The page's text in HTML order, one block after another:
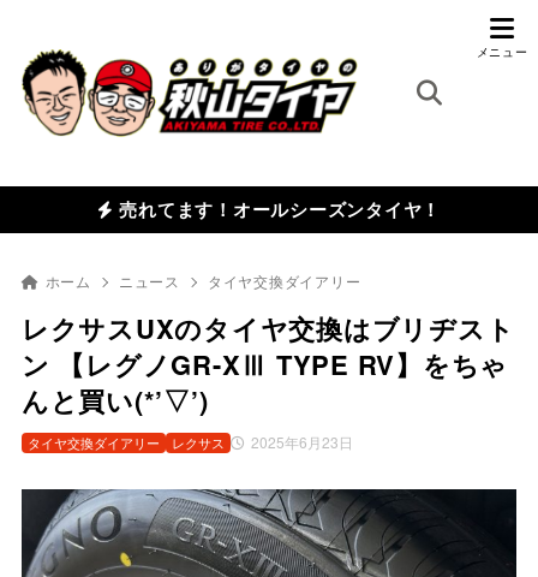
売れてます！オールシーズンタイヤ！
ホーム ニュース タイヤ交換ダイアリー
レクサスUXのタイヤ交換はブリヂスト
ン 【レグノGR-XⅢ TYPE RV】をちゃ
んと買い(*’▽’)
2025年6月23日
タイヤ交換ダイアリー レクサス